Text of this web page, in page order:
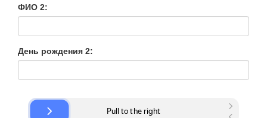
ФИО 2:
День рождения 2: